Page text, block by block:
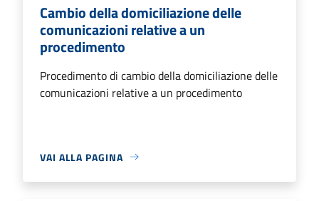
Cambio della domiciliazione delle
comunicazioni relative a un
procedimento
Procedimento di cambio della domiciliazione delle
comunicazioni relative a un procedimento
VAI ALLA PAGINA